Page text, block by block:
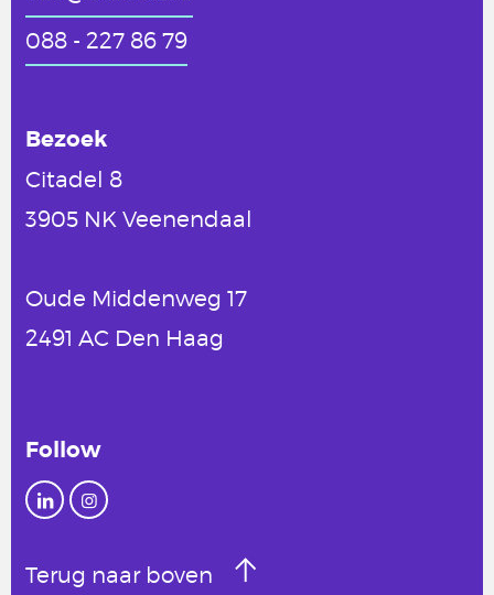
088 - 227 86 79
Bezoek
Citadel 8
3905 NK Veenendaal
Oude Middenweg 17
2491 AC Den Haag
Follow
Terug naar boven